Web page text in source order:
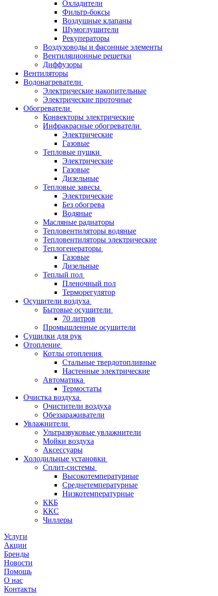
Охладители
Фильтр-боксы
Воздушные клапаны
Шумоглушители
Рекуператоры
Воздуховоды и фасонные элементы
Вентиляционные решетки
Диффузоры
Вентиляторы
Водонагреватели
Электрические накопительные
Электрические проточные
Обогреватели
Конвекторы электрические
Инфракрасные обогреватели
Электрические
Газовые
Тепловые пушки
Электрические
Газовые
Дизельные
Тепловые завесы
Электрические
Без обогрева
Водяные
Масляные радиаторы
Тепловентиляторы водяные
Тепловентиляторы электрические
Теплогенераторы
Газовые
Дизельные
Теплый пол
Пленочный пол
Терморегулятор
Осушители воздуха
Бытовые осушители
70 литров
Промышленные осушители
Сушилки для рук
Отопление
Котлы отопления
Стальные твердотопливные
Настенные электрические
Автоматика
Термостаты
Очистка воздуха
Очистители воздуха
Обеззараживатели
Увлажнители
Ультразвуковые увлажнители
Мойки воздуха
Аксессуары
Холодильные установки
Сплит-системы
Высокотемпературные
Среднетемпературные
Низкотемпературные
ККБ
ККС
Чиллеры
Услуги
Акции
Бренды
Новости
Помощь
О нас
Контакты